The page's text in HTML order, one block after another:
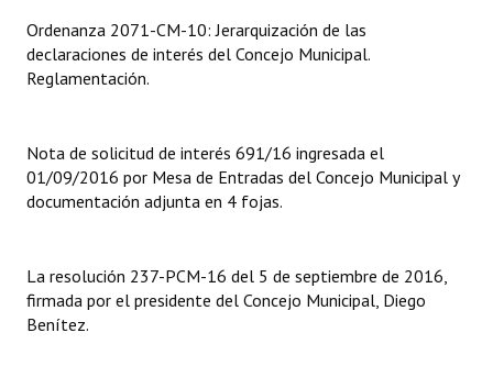
Informes de Gestión
Dictámenes Asesoría Letrada
Actas de Sesión
Ejecución Presupuestaria
Actas de Audiencias Públicas
Ordenanza 2071-CM-10: Jerarquización de las
declaraciones de interés del Concejo Municipal.
Reglamentación.
Nota de solicitud de interés 691/16 ingresada el
01/09/2016 por Mesa de Entradas del Concejo Municipal y
documentación adjunta en 4 fojas.
La resolución 237-PCM-16 del 5 de septiembre de 2016,
firmada por el presidente del Concejo Municipal, Diego
Benítez.